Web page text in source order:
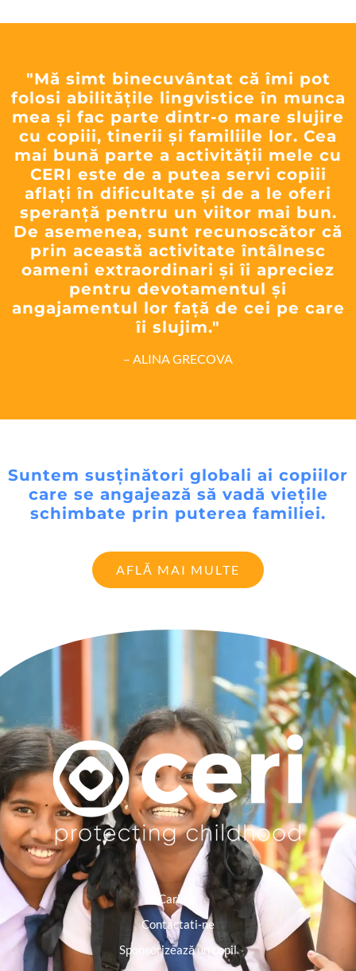
"Mă simt binecuvântat că îmi pot
folosi abilitățile lingvistice în munca
mea și fac parte dintr-o mare slujire
cu copiii, tinerii și familiile lor. Cea
mai bună parte a activității mele cu
CERI este de a putea servi copiii
aflați în dificultate și de a le oferi
speranță pentru un viitor mai bun.
De asemenea, sunt recunoscător că
prin această activitate întâlnesc
oameni extraordinari și îi apreciez
pentru devotamentul și
angajamentul lor față de cei pe care
îi slujim."
– ALINA GRECOVA
Suntem susținători globali ai copiilor
care se angajează să vadă viețile
schimbate prin puterea familiei.
AFLĂ MAI MULTE
Cariere
Contactati-ne
Sponsorizează un copil